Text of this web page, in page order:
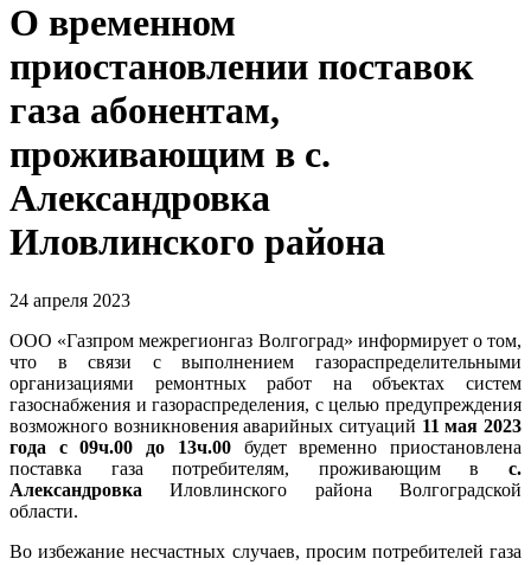
О временном
приостановлении поставок
газа абонентам,
проживающим в с.
Александровка
Иловлинского района
24 апреля 2023
ООО «Газпром межрегионгаз Волгоград» информирует о том,
что в связи с выполнением газораспределительными
организациями ремонтных работ на объектах систем
газоснабжения и газораспределения, с целью предупреждения
возможного возникновения аварийных ситуаций 11 мая 2023
года с 09ч.00 до 13ч.00будет временно приостановлена
поставка газа потребителям, проживающим в с.
Александровка Иловлинского района Волгоградской
области.
Во избежание несчастных случаев, просим потребителей газа